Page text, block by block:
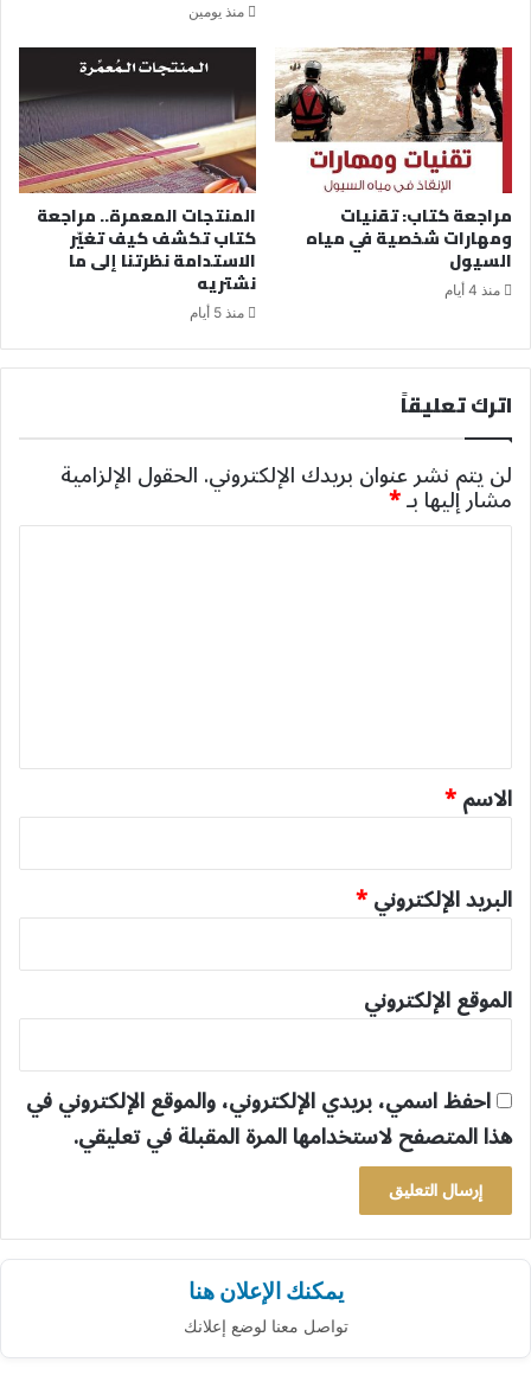
منذ يومين
مراجعة كتاب: تقنيات
ومهارات شخصية في مياه
السيول
منذ 4 أيام
المنتجات المعمرة.. مراجعة
كتاب تكشف كيف تغيّر
الاستدامة نظرتنا إلى ما
نشتريه
منذ 5 أيام
اترك تعليقاً
لن يتم نشر عنوان بريدك الإلكتروني.الحقول الإلزامية
مشار إليها بـ*
*
الاسم*
البريد الإلكتروني*
الموقع الإلكتروني
احفظ اسمي، بريدي الإلكتروني، والموقع الإلكتروني في
هذا المتصفح لاستخدامها المرة المقبلة في تعليقي.
يمكنك الإعلان هنا
تواصل معنا لوضع إعلانك